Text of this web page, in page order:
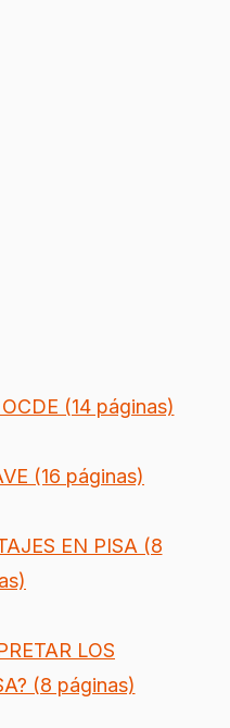
(14 páginas)
(16 páginas)
EN PISA (8
LOS
(8 páginas)